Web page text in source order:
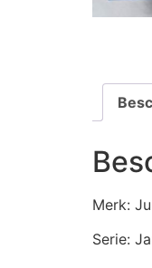
Merk:
Serie: